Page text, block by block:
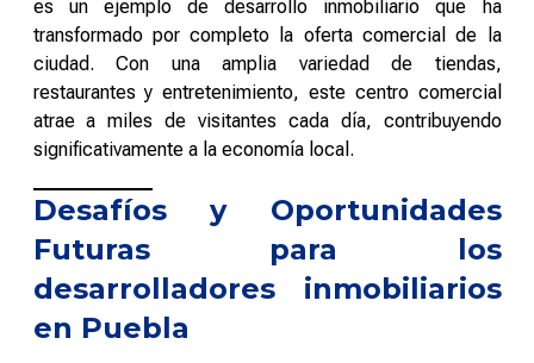
es un ejemplo de desarrollo inmobiliario que ha
transformado por completo la oferta comercial de la
ciudad. Con una amplia variedad de tiendas,
restaurantes y entretenimiento, este centro comercial
atrae a miles de visitantes cada día, contribuyendo
significativamente a la economía local.
Desafíos y Oportunidades
Futuras para los
desarrolladores inmobiliarios
en Puebla